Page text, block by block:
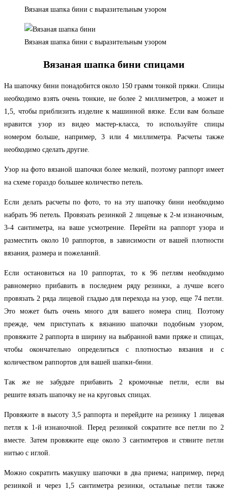
Вязаная шапка бини с выразительным узором
Вязаная шапка бини с выразительным узором
Вязаная шапка бини спицами
На шапочку бини понадобится около 150 грамм тонкой пряжи. Спицы
необходимо взять очень тонкие, не более 2 миллиметров, а может и
1,5, чтобы приблизить изделие к машинной вязке. Если вам больше
нравится узор из видео мастер-класса, то используйте спицы
номером больше, например, 3 или 4 миллиметра. Расчеты также
необходимо сделать другие.
Узор на фото вязаной шапочки более мелкий, поэтому раппорт имеет
на схеме гораздо большее количество петель.
Если делать расчеты по фото, то на эту шапочку бини необходимо
набрать 96 петель. Провязать резинкой 2 лицевые к 2-м изнаночным,
3-4 сантиметра, на ваше усмотрение. Перейти на раппорт узора и
разместить около 10 раппортов, в зависимости от вашей плотности
вязания, размера и пожеланий.
Если остановиться на 10 раппортах, то к 96 петлям необходимо
равномерно прибавить в последнем ряду резинки, а лучше всего
провязать 2 ряда лицевой гладью для перехода на узор, еще 74 петли.
Это может быть очень много для вашего номера спиц. Поэтому
прежде, чем приступать к вязанию шапочки подобным узором,
провяжите 2 раппорта в ширину на выбранной вами пряже и спицах,
чтобы окончательно определиться с плотностью вязания и с
количеством раппортов для вашей шапки-бини.
Так же не забудьте прибавить 2 кромочные петли, если вы
решите вязать шапочку не на круговых спицах.
Провяжите в высоту 3,5 раппорта и перейдите на резинку 1 лицевая
петля к 1-й изнаночной. Перед резинкой сократите все петли по 2
вместе. Затем провяжите еще около 3 сантимтеров и стяните петли
нитью с иглой.
Можно сократить макушку шапочки в два приема; например, перед
резинкой и через 1,5 сантиметра резинки, остальные петли также